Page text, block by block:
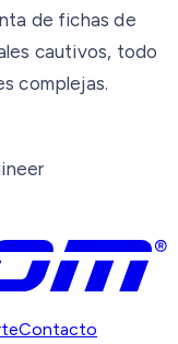
de fichas de
cautivos, todo
complejas.
Contacto